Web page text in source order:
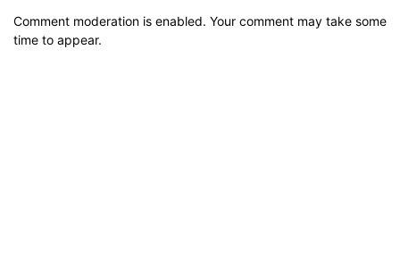
Comment moderation is enabled. Your comment may take some
time to appear.